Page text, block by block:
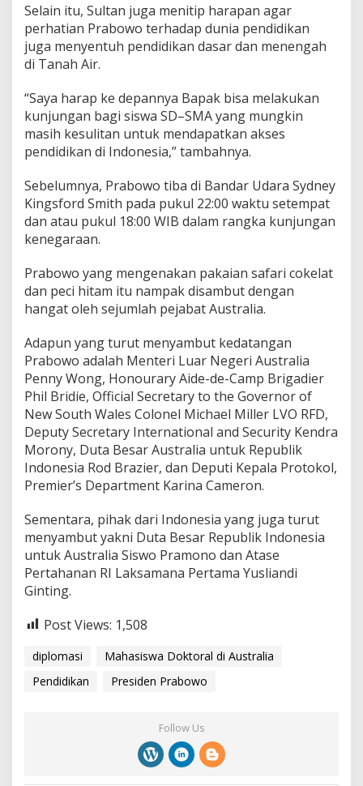
Selain itu, Sultan juga menitip harapan agar
perhatian Prabowo terhadap dunia pendidikan
juga menyentuh pendidikan dasar dan menengah
di Tanah Air.
“Saya harap ke depannya Bapak bisa melakukan
kunjungan bagi siswa SD–SMA yang mungkin
masih kesulitan untuk mendapatkan akses
pendidikan di Indonesia,” tambahnya.
Sebelumnya, Prabowo tiba di Bandar Udara Sydney
Kingsford Smith pada pukul 22:00 waktu setempat
dan atau pukul 18:00 WIB dalam rangka kunjungan
kenegaraan.
Prabowo yang mengenakan pakaian safari cokelat
dan peci hitam itu nampak disambut dengan
hangat oleh sejumlah pejabat Australia.
Adapun yang turut menyambut kedatangan
Prabowo adalah Menteri Luar Negeri Australia
Penny Wong, Honourary Aide-de-Camp Brigadier
Phil Bridie, Official Secretary to the Governor of
New South Wales Colonel Michael Miller LVO RFD,
Deputy Secretary International and Security Kendra
Morony, Duta Besar Australia untuk Republik
Indonesia Rod Brazier, dan Deputi Kepala Protokol,
Premier’s Department Karina Cameron.
Sementara, pihak dari Indonesia yang juga turut
menyambut yakni Duta Besar Republik Indonesia
untuk Australia Siswo Pramono dan Atase
Pertahanan RI Laksamana Pertama Yusliandi
Ginting.
Post Views: 1,508
diplomasi
Mahasiswa Doktoral di Australia
Pendidikan
Presiden Prabowo
Follow Us